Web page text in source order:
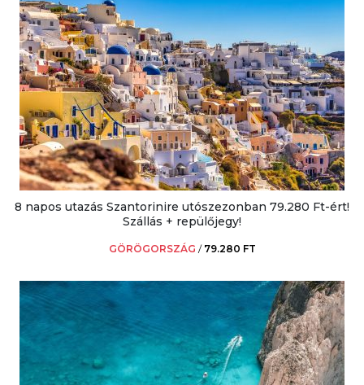
8 napos utazás Szantorinire utószezonban 79.280 Ft-ért!
Szállás + repülőjegy!
GÖRÖGORSZÁG / 79.280 FT